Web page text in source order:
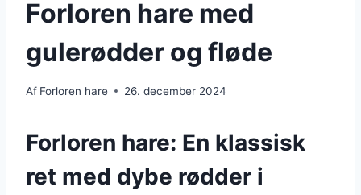
Forloren hare med
gulerødder og fløde
Af Forloren hare 26. december 2024
Forloren hare: En klassisk
ret med dybe rødder i